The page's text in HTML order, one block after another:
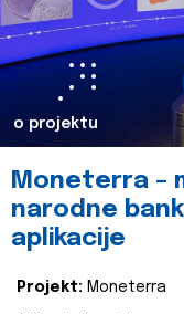
o projektu
Moneterra –
narodne
aplikacije
Projekt: Moneterra